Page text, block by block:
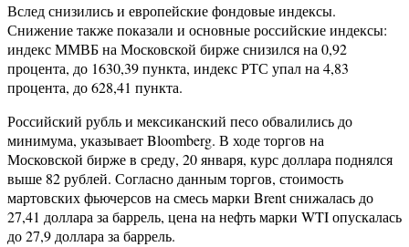
Вслед снизились и европейские фондовые индексы.
Снижение также показали и основные российские индексы:
индекс ММВБ на Московской бирже снизился на 0,92
процента, до 1630,39 пункта, индекс РТС упал на 4,83
процента, до 628,41 пункта.
Российский рубль и мексиканский песо обвалились до
минимума, указывает Bloomberg. В ходе торгов на
Московской бирже в среду, 20 января, курс доллара поднялся
выше 82 рублей. Согласно данным торгов, стоимость
мартовских фьючерсов на смесь марки Brent снижалась до
27,41 доллара за баррель, цена на нефть марки WTI опускалась
до 27,9 доллара за баррель.